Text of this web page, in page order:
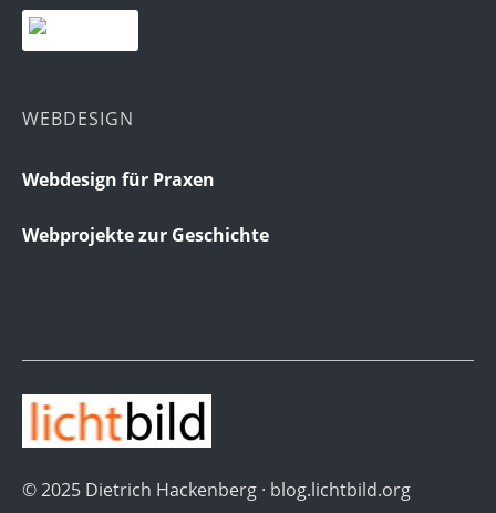
WEBDESIGN
Webdesign für Praxen
Webprojekte zur Geschichte
© 2025 Dietrich Hackenberg · blog.lichtbild.org